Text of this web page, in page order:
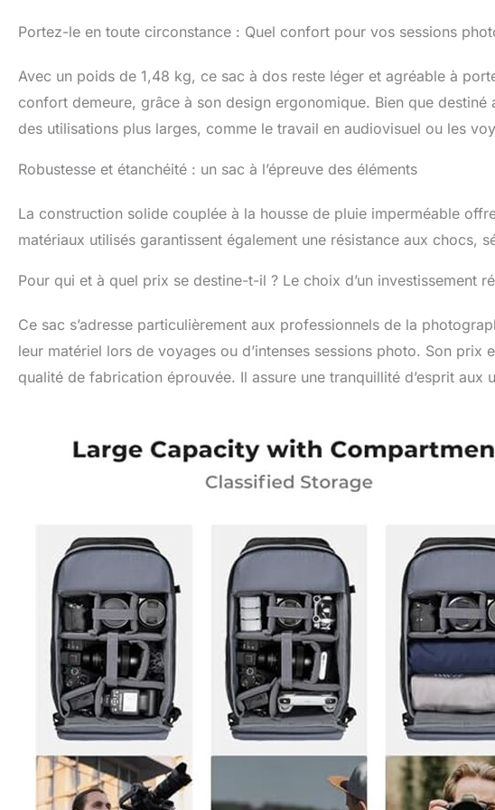
tailles. Le compartiment pour
ordinateur portable de 15,6
aux voyages et à d'autres
conception ergonomique,
poitrine et sa ceinture
Portez-le en toute circonstance : Quel confort pour vos sessions
Avec un poids de 1,48 kg, ce sac à dos reste léger et agréable à
confort demeure, grâce à son design ergonomique. Bien que
des utilisations plus larges, comme le travail en audiovisuel ou les
Robustesse et étanchéité : un sac à l’épreuve des éléments
La construction solide couplée à la housse de pluie imperméable
matériaux utilisés garantissent également une résistance aux chocs,
Pour qui et à quel prix se destine-t-il ? Le choix d’un investissement
Ce sac s’adresse particulièrement aux professionnels de la
leur matériel lors de voyages ou d’intenses sessions photo. Son prix
qualité de fabrication éprouvée. Il assure une tranquillité d’esprit aux